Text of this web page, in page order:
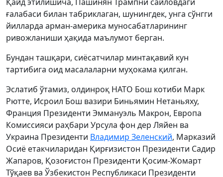
ғалабаси билан табриклаган, шунингдек, унга сўнгги
йилларда арман-америка муносабатларининг
ривожланиши ҳақида маълумот берган.
Бундан ташқари, сиёсатчилар минтақавий кун
тартибига оид масалаларни муҳокама қилган.
Эслатиб ўтамиз, олдинроқ НАТО Бош котиби Марк
Рютте, Исроил Бош вазири Биньямин Нетаньяху,
Франция Президенти Эммануэль Макрон, Европа
Комиссияси раҳбари Урсула фон дер Ляйен ва
Украина Президенти Владимир Зеленский, Марказий
Осиё етакчиларидан Қирғизистон Президенти Садир
Жапаров, Қозоғистон Президенти Қосим-Жомарт
Тўқаев ва Ўзбекистон Республикаси Президенти